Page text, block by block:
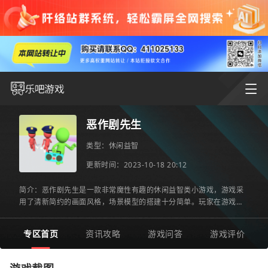
恶作剧先生
类型： 休闲益智
更新时间：2023-10-18 20:12
简介：恶作剧先生是一款非常魔性有趣的休闲益智类小游戏，游戏采
用了清新简约的画面风格，场景模型的搭建十分简单。玩家在游戏中
专区首页 资讯攻略 游戏问答 游戏评价